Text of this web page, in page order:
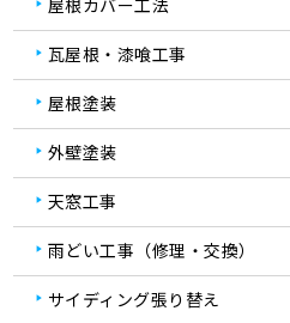
屋根カバー工法
瓦屋根・漆喰工事
屋根塗装
外壁塗装
天窓工事
雨どい工事（修理・交換）
サイディング張り替え